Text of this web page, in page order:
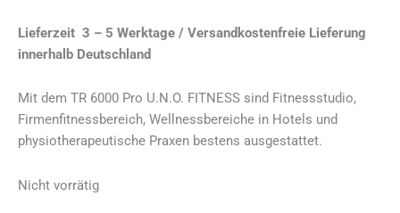
Lieferzeit 3 – 5 Werktage / Versandkostenfreie Lieferung
innerhalb Deutschland
Mit dem TR 6000 Pro U.N.O. FITNESS sind Fitnessstudio,
Firmenfitnessbereich, Wellnessbereiche in Hotels und
physiotherapeutische Praxen bestens ausgestattet.
Nicht vorrätig